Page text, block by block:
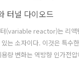
터널 다이오드
(variable reactor)는 리액
는 소자이다. 이것은 특수
량 변화는 역방향 인가전
화파 발생, 혼합, 검출 및 전